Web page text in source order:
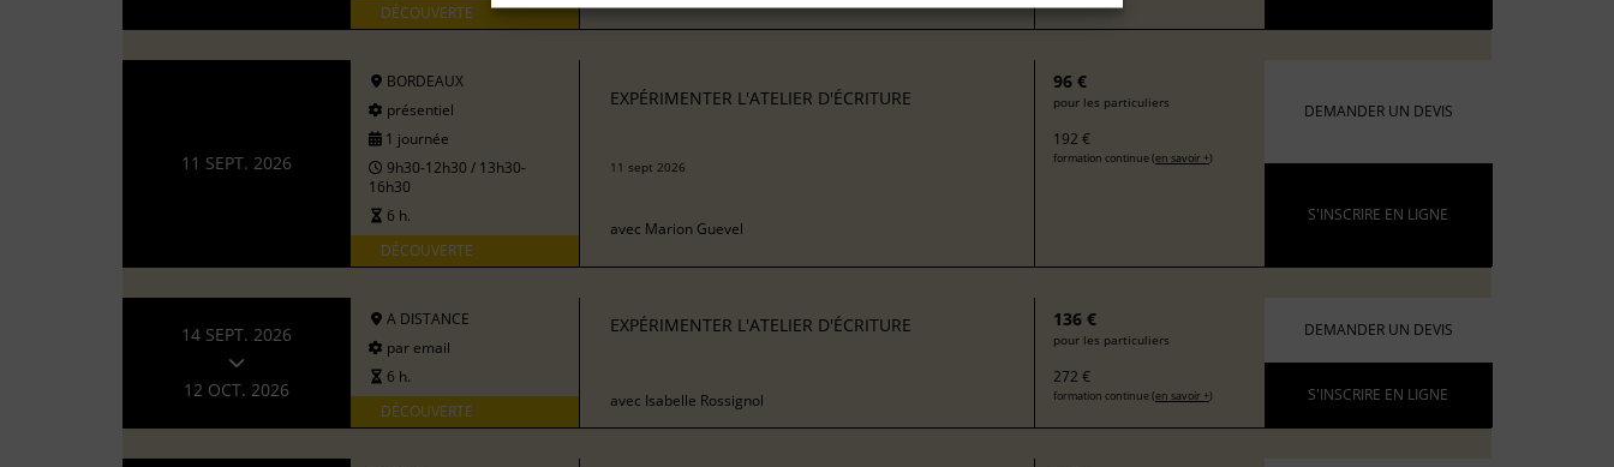
DÉCOUVERTE
11 SEPT. 2026
BORDEAUX
présentiel
1 journée
9h30-12h30 / 13h30-
16h30
6 h.
DÉCOUVERTE
EXPÉRIMENTER L'ATELIER D'ÉCRITURE
11 sept 2026
avec Marion Guevel
96 €
pour les particuliers
192 €
formation continue (en savoir +)
DEMANDER UN DEVIS
S'INSCRIRE EN LIGNE
14 SEPT. 2026
12 OCT. 2026
A DISTANCE
par email
6 h.
DÉCOUVERTE
EXPÉRIMENTER L'ATELIER D'ÉCRITURE
avec Isabelle Rossignol
136 €
pour les particuliers
272 €
formation continue (en savoir +)
DEMANDER UN DEVIS
S'INSCRIRE EN LIGNE